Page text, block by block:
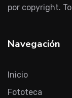
por copyright.
Navegación
Inicio
Fototeca